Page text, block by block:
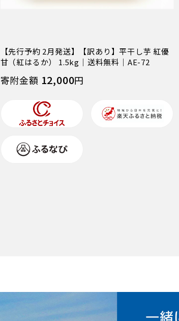
【先行予約 2月発送】【訳あり】平干し芋 紅優
甘（紅はるか） 1.5kg｜送料無料｜AE-72
寄附金額 12,000円